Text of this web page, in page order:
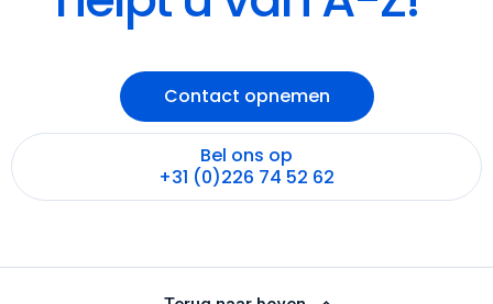
Bel ons op
+31 (0)226 74 52 62
Terug naar boven